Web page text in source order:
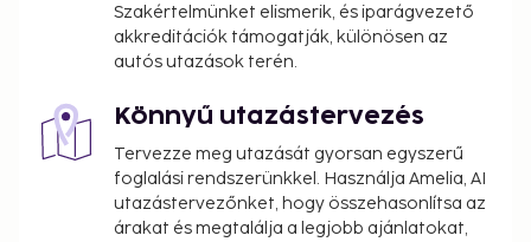
Szakértelmünket elismerik, és iparágvezető
akkreditációk támogatják, különösen az
autós utazások terén.
Könnyű utazástervezés
Tervezze meg utazását gyorsan egyszerű
foglalási rendszerünkkel. Használja Amelia, AI
utazástervezőnket, hogy összehasonlítsa az
árakat és megtalálja a legjobb ajánlatokat,